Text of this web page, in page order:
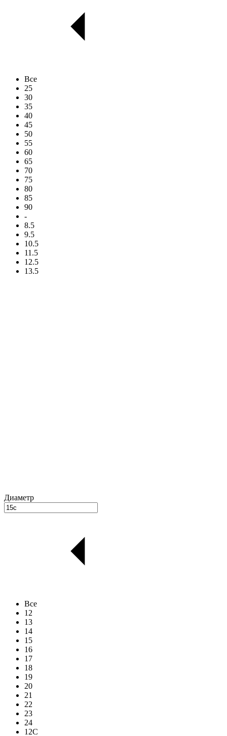
Все
25
30
35
40
45
50
55
60
65
70
75
80
85
90
-
8.5
9.5
10.5
11.5
12.5
13.5
Диаметр
Все
12
13
14
15
16
17
18
19
20
21
22
23
24
12C